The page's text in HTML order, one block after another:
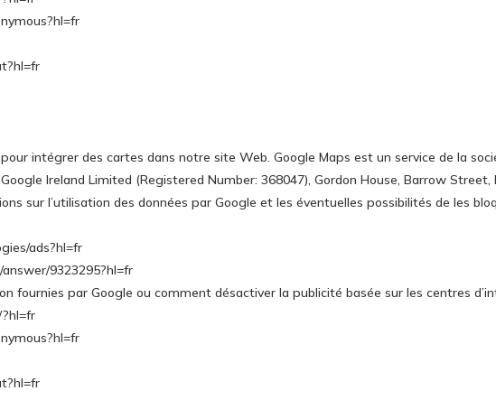
intégrer des cartes dans notre site Web. Google Maps est un service de la
Ireland Limited (Registered Number: 368047), Gordon House, Barrow Street,
sur l’utilisation des données par Google et les éventuelles possibilités de les
ads?hl=fr
9323295?hl=fr
fournies par Google ou comment désactiver la publicité basée sur les centres